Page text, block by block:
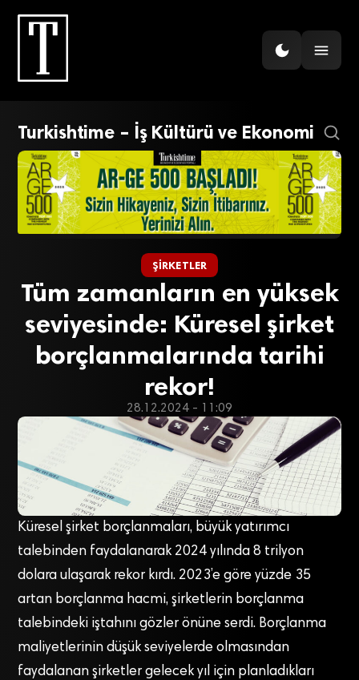
Turkishtime – İş Kültürü ve Ekonomi
ŞIRKETLER
Tüm zamanların en yüksek
seviyesinde: Küresel şirket
borçlanmalarında tarihi
rekor!
28.12.2024 - 11:09
Küresel şirket borçlanmaları, büyük yatırımcı
talebinden faydalanarak 2024 yılında 8 trilyon
dolara ulaşarak rekor kırdı. 2023’e göre yüzde 35
artan borçlanma hacmi, şirketlerin borçlanma
talebindeki iştahını gözler önüne serdi. Borçlanma
maliyetlerinin düşük seviyelerde olmasından
faydalanan şirketler gelecek yıl için planladıkları